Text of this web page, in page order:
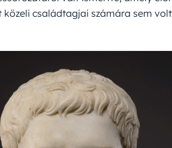
közeli családtagjai számára sem volt